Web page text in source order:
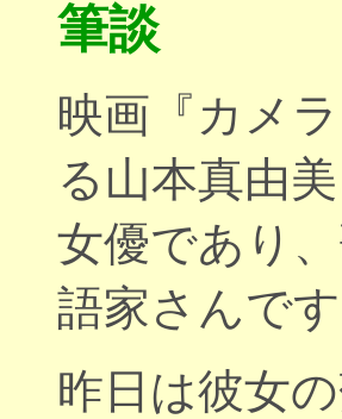
筆談
映画『カメ
る山本真由美
女優であり
語家さんです
昨日は彼女